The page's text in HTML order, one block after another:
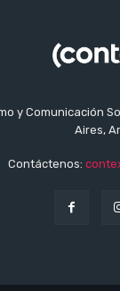
y Comunicación
Aires,
Contáctenos: